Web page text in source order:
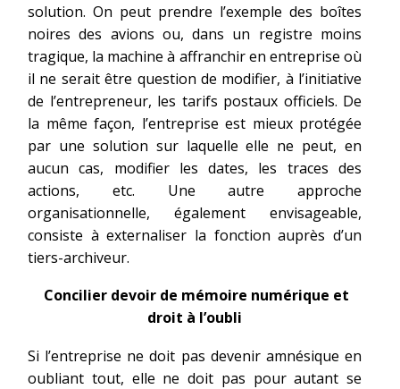
solution. On peut prendre l’exemple des boîtes
noires des avions ou, dans un registre moins
tragique, la machine à affranchir en entreprise où
il ne serait être question de modifier, à l’initiative
de l’entrepreneur, les tarifs postaux officiels. De
la même façon, l’entreprise est mieux protégée
par une solution sur laquelle elle ne peut, en
aucun cas, modifier les dates, les traces des
actions, etc. Une autre approche
organisationnelle, également envisageable,
consiste à externaliser la fonction auprès d’un
tiers-archiveur.
Concilier devoir de mémoire numérique et
droit à l’oubli
Si l’entreprise ne doit pas devenir amnésique en
oubliant tout, elle ne doit pas pour autant se